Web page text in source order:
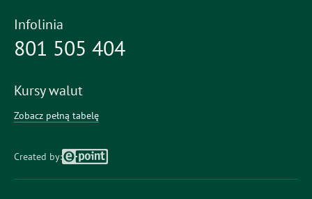
Infolinia
801 505 404
Kursy walut
Zobacz pełną tabelę
Created by: